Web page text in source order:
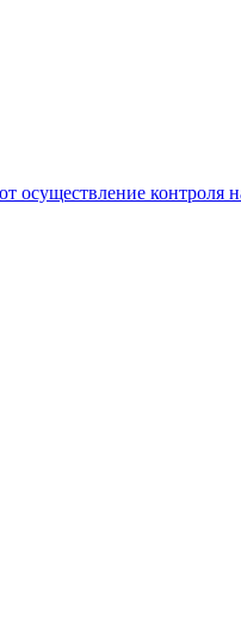
осуществление контроля